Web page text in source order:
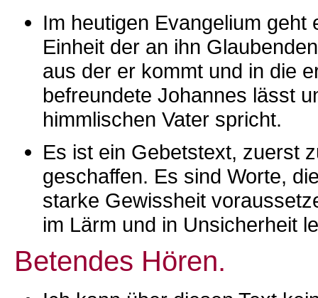
Im heutigen Evangelium
Einheit der an ihn
aus der er kommt und in die
befreundete Johannes lässt
himmlischen Vater spricht.
Es ist ein Gebetstext, zuerst
geschaffen. Es sind Worte,
starke Gewissheit
im Lärm und in Unsicherheit
Betendes Hören.